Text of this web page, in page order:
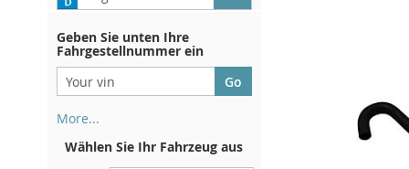
Geben Sie unten Ihre
Fahrgestellnummer ein
More...
Sie auf der Rückseite Ihrer
Wählen Sie Ihr Fahrzeug aus